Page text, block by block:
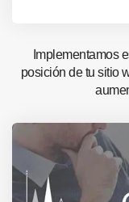
Implementamos
posición de tu sitio